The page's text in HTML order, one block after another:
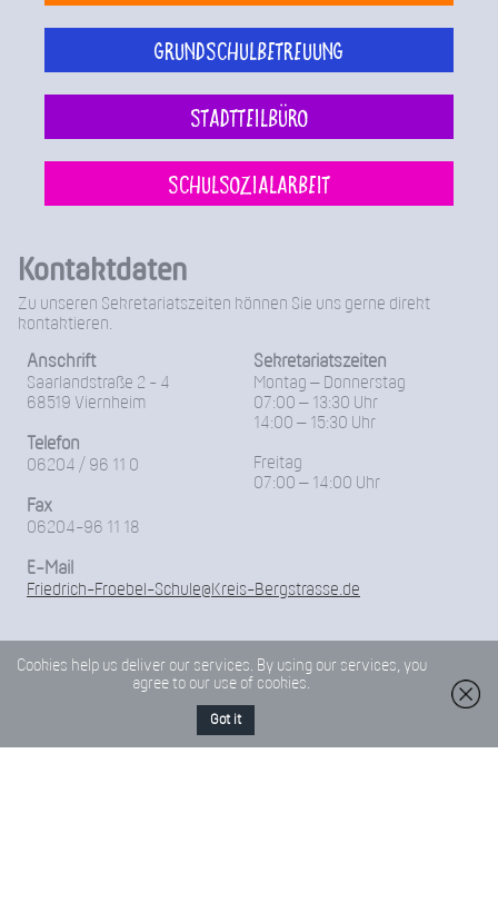
Grundschulbetreuung
Stadtteilbüro
Schulsozialarbeit
Kontaktdaten
Zu unseren Sekretariatszeiten können Sie uns gerne direkt
kontaktieren.
Anschrift
Saarlandstraße 2 - 4
68519 Viernheim
Telefon
06204 / 96 11 0
Fax
06204-96 11 18
Sekretariatszeiten
Montag – Donnerstag
07:00 – 13:30 Uhr
14:00 – 15:30 Uhr
Freitag
07:00 – 14:00 Uhr
E-Mail
Friedrich-Froebel-Schule@Kreis-Bergstrasse.de
Cookies help us deliver our services. By using our services, you
agree to our use of cookies.
Got it